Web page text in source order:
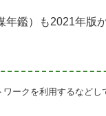
年鑑）も2021年
ークを利用するなど